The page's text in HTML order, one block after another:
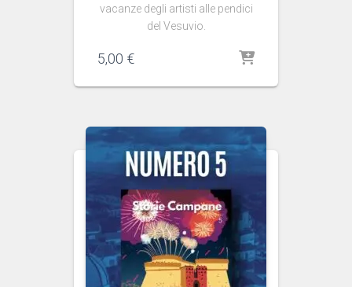
vacanze degli artisti alle pendici
del Vesuvio.
5,00 €